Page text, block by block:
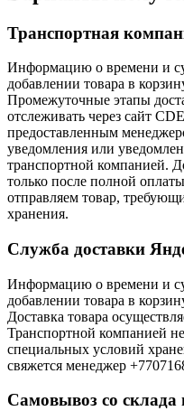
Транспортная
Информацию о времени и
добавлении товара в
Промежуточные этапы
отслеживать через сайт
предоставленным
уведомления или
транспортной компанией.
только после полной
отправляем товар,
хранения.
Служба доставки
Информацию о времени и
добавлении товара в
Доставка товара
Транспортной компанией
специальных условий
свяжется менеджер
Самовывоз со склада